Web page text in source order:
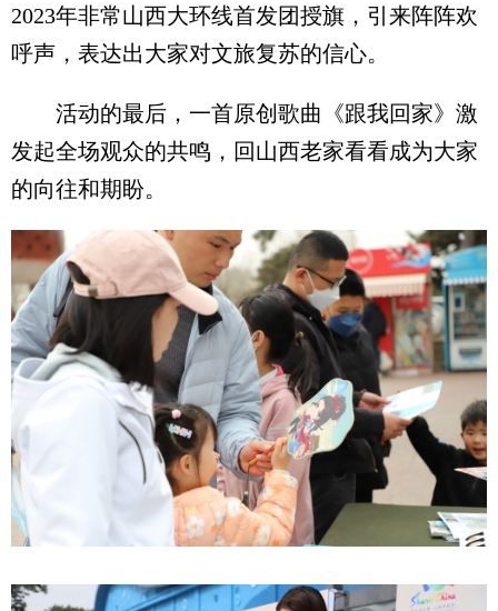
2023年非常山西大环线首发团授旗，引来阵阵欢
呼声，表达出大家对文旅复苏的信心。
活动的最后，一首原创歌曲《跟我回家》激
发起全场观众的共鸣，回山西老家看看成为大家
的向往和期盼。